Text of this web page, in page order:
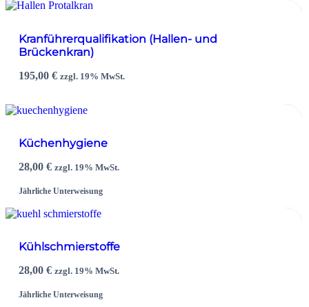
Kranführerqualifikation (Hallen- und
Brückenkran)
195,00€ zzgl. 19% MwSt.
Küchenhygiene
28,00€ zzgl. 19% MwSt.
Jährliche Unterweisung
Kühlschmierstoffe
28,00€ zzgl. 19% MwSt.
Jährliche Unterweisung